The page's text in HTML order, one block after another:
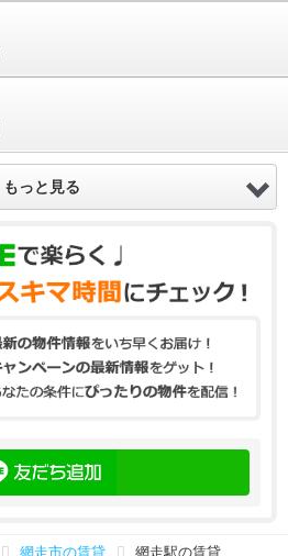
もっと見る
網走市の賃貸 網走駅の賃貸